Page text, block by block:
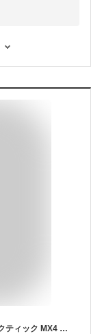
【2023年新製品】 ARCTIC MX-6 4g CPU アークティック MX4 グリス グリース 熱伝導グリス 低熱抵抗 低粘性 長期不硬化 非導電性 サーマルコンパウンド ペースト シリコングリス カーボンベース ヒートシンクペースト CPU 冷却グリス 冷却 冷却グリース